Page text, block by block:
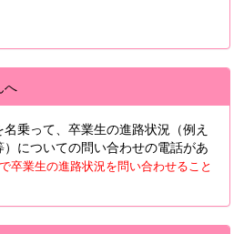
へ
乗って、卒業生の進路状況（例え
についての問い合わせの電話があ
卒業生の進路状況を問い合わせること